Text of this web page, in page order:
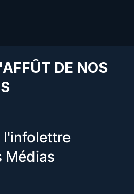
DE NOS
l'infolettre
Médias